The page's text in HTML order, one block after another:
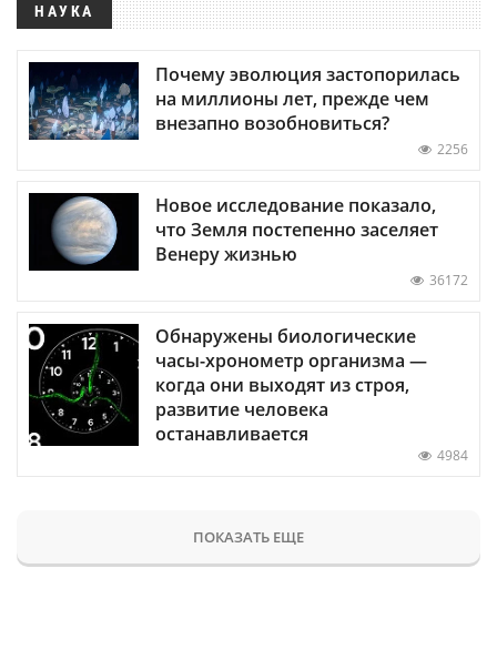
НАУКА
Почему эволюция застопорилась
на миллионы лет, прежде чем
внезапно возобновиться?
2256
Новое исследование показало,
что Земля постепенно заселяет
Венеру жизнью
36172
Обнаружены биологические
часы-хронометр организма —
когда они выходят из строя,
развитие человека
останавливается
4984
ПОКАЗАТЬ ЕЩЕ